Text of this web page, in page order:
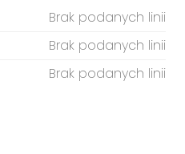
Brak podanych linii
Brak podanych linii
Brak podanych linii